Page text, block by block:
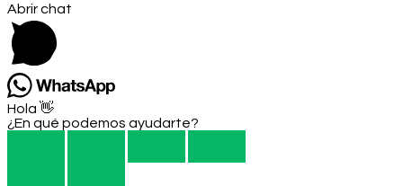
Abrir chat
Hola 👋
¿En qué podemos ayudarte?